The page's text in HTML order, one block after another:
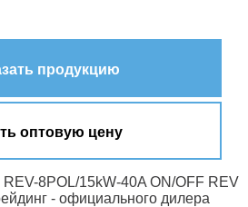
продукцию
оптовую цену
8POL/15kW-40A ON/OFF REV
- официального дилера